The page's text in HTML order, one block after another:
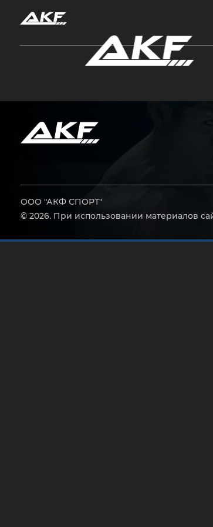
ООО "АКФ СПОРТ"
© 2026. При использовании материалов
Нажмите Enter для поиска или